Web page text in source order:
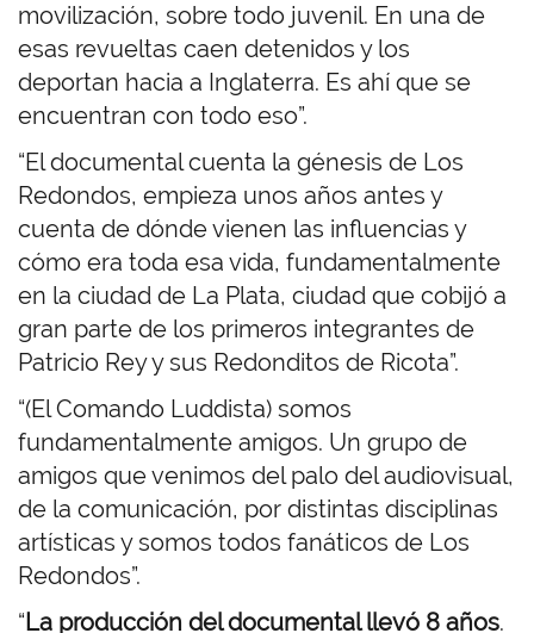
movilización, sobre todo juvenil. En una de
esas revueltas caen detenidos y los
deportan hacia a Inglaterra. Es ahí que se
encuentran con todo eso”.
“El documental cuenta la génesis de Los
Redondos, empieza unos años antes y
cuenta de dónde vienen las influencias y
cómo era toda esa vida, fundamentalmente
en la ciudad de La Plata, ciudad que cobijó a
gran parte de los primeros integrantes de
Patricio Rey y sus Redonditos de Ricota”.
“(El Comando Luddista) somos
fundamentalmente amigos. Un grupo de
amigos que venimos del palo del audiovisual,
de la comunicación, por distintas disciplinas
artísticas y somos todos fanáticos de Los
Redondos”.
“La producción del documental llevó 8 años.